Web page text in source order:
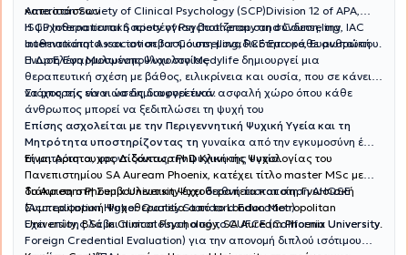
καταστάσεων
American Society of Clinical Psychology (SCP)Division 12 of APA,
ISCP International Society of Psychotherapy and Counseling, IAC
International Association for Counselling, PCE Europe, Ευρωπαϊκή
Ένωση Εφαρμοσμένης Ψυχολογίας
Η ψυχοθεραπευτική προσέγγιση βασίζεται στη σύνδεση, την
αυθεντικότητα και τον σεβασμό στη μοναδικότητα κάθε ανθρώπου.
Η Δρ Ελένη Μυλωνοπούλου στο Medylife δημιουργεί μια
θεραπευτική σχέση με βάθος, ειλικρίνεια και ουσία, που σε κάνει
να μπορείς να νιώσεις διαφορετικά.
Στόχος της είναι να δημιουργεί έναν ασφαλή χώρο όπου κάθε
άνθρωπος μπορεί να ξεδιπλώσει τη ψυχή του
Επίσης ασχολείται με την Περιγεννητική Ψυχική Υγεία και τη
Μητρότητα υποστηρίζοντας τη γυναίκα από την εγκυμοσύνη έως
τη μητρότητα, φροντίζοντας την ψυχική της υγεία.
Είναι Αριστουχος Διδάκτωρ PhD Κλινικής Ψυχολογίας του
Πανεπιστημίου SA Auream Phoenix, κατέχει τίτλο master MSc με
διάκριση στη Συμβουλευτικη Ψυχοθεραπεία και στη Γνωσιακή
Συμπεριφορική Ψυχοθεραπεία από το London Metropolitan
University, BSc in Clinical Psychology, SA Auream Phoenix University.
Το Auream Phoenix University έχειδιεθνή πιστοποίηση AHQSE
(Accreditation Higher Quality Standard Education)
Έχει επίσης λάβει πιστοποίηση από το CUFCE (California University
Foreign Credential Evaluation) για την απονομή διπλού ισότιμου